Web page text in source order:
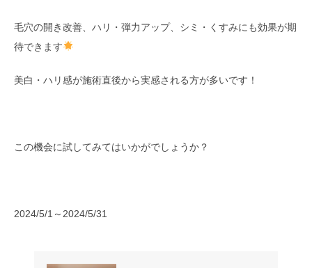
毛穴の開き改善、ハリ・弾力アップ、シミ・くすみにも効果が期
待できます
美白・ハリ感が施術直後から実感される方が多いです！
この機会に試してみてはいかがでしょうか？
2024/5/1～2024/5/31